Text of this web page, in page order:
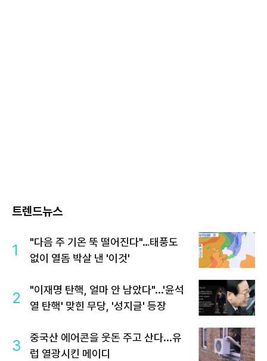
트렌드뉴스
1
"다음 주 기온 뚝 떨어진다"…태풍도
없이 열돔 박살 낸 '이것'
2
"이재명 탄핵, 얼마 안 남았다"...'윤석
열 탄핵' 맞힌 무당, '성지글' 등장
3
중국산 에어콘을 웃돈 주고 산다...유
럽 열광시킨 메이디